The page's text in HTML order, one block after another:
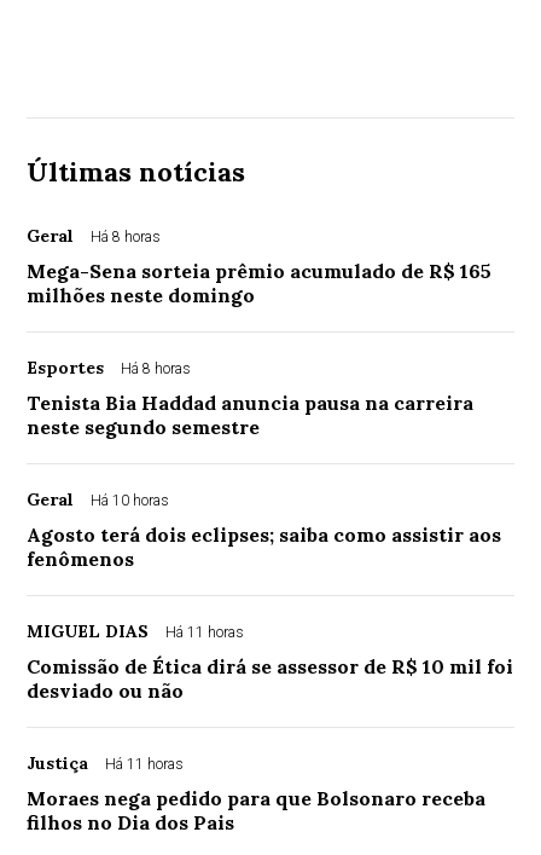
Últimas notícias
Geral Há 8 horas
Mega-Sena sorteia prêmio acumulado de R$ 165
milhões neste domingo
Esportes Há 8 horas
Tenista Bia Haddad anuncia pausa na carreira
neste segundo semestre
Geral Há 10 horas
Agosto terá dois eclipses; saiba como assistir aos
fenômenos
MIGUEL DIAS Há 11 horas
Comissão de Ética dirá se assessor de R$ 10 mil foi
desviado ou não
Justiça Há 11 horas
Moraes nega pedido para que Bolsonaro receba
filhos no Dia dos Pais